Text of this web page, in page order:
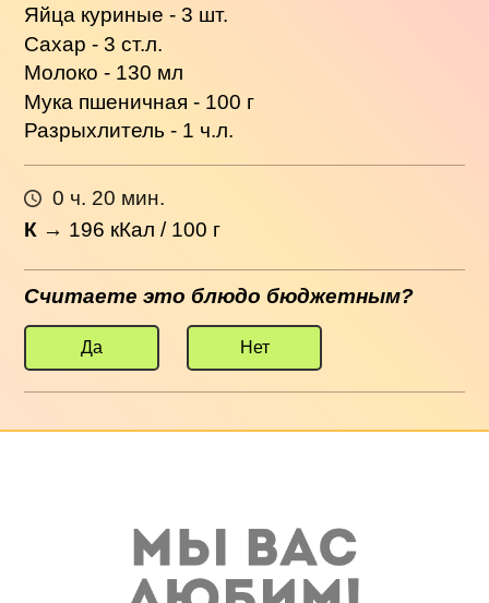
Яйца куриные - 3 шт.
Сахар - 3 ст.л.
Молоко - 130 мл
Мука пшеничная - 100 г
Разрыхлитель - 1 ч.л.
0 ч. 20 мин.
К → 196 кКал / 100 г
Считаете это блюдо бюджетным?
Да Нет